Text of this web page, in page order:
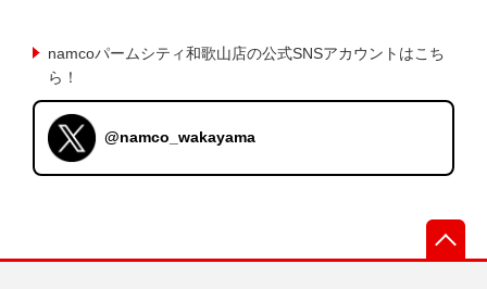
namcoパームシティ和歌山店の公式SNSアカウントはこち
ら！
@namco_wakayama